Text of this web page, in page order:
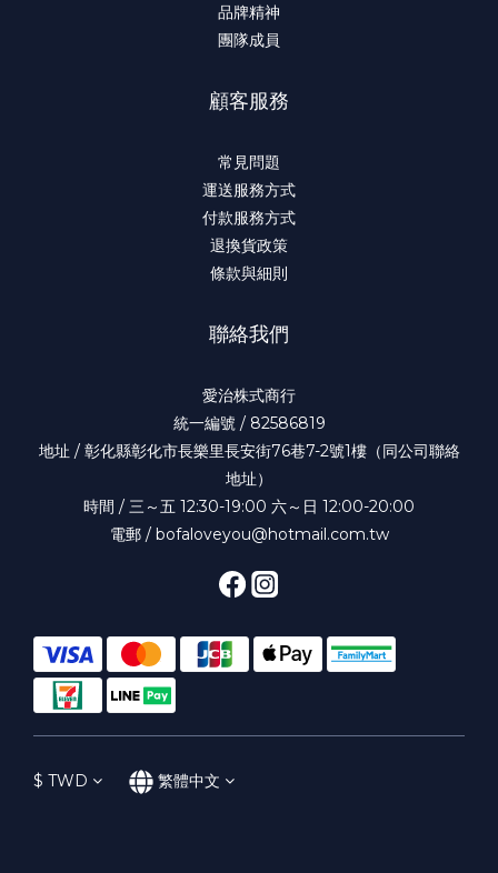
品牌精神
團隊成員
顧客服務
常見問題
運送服務方式
付款服務方式
退換貨政策
條款與細則
聯絡我們
愛治株式商行
統一編號 / 82586819
地址 / 彰化縣彰化市長樂里長安街76巷7-2號1樓（同公司聯絡
地址）
時間 / 三～五 12:30-19:00 六～日 12:00-20:00
電郵 / bofaloveyou@hotmail.com.tw
$ TWD 繁體中文